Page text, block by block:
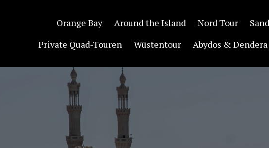
Orange Bay Around the Island Nord Tour
Private Quad-Touren
Wüstentour Abydos &